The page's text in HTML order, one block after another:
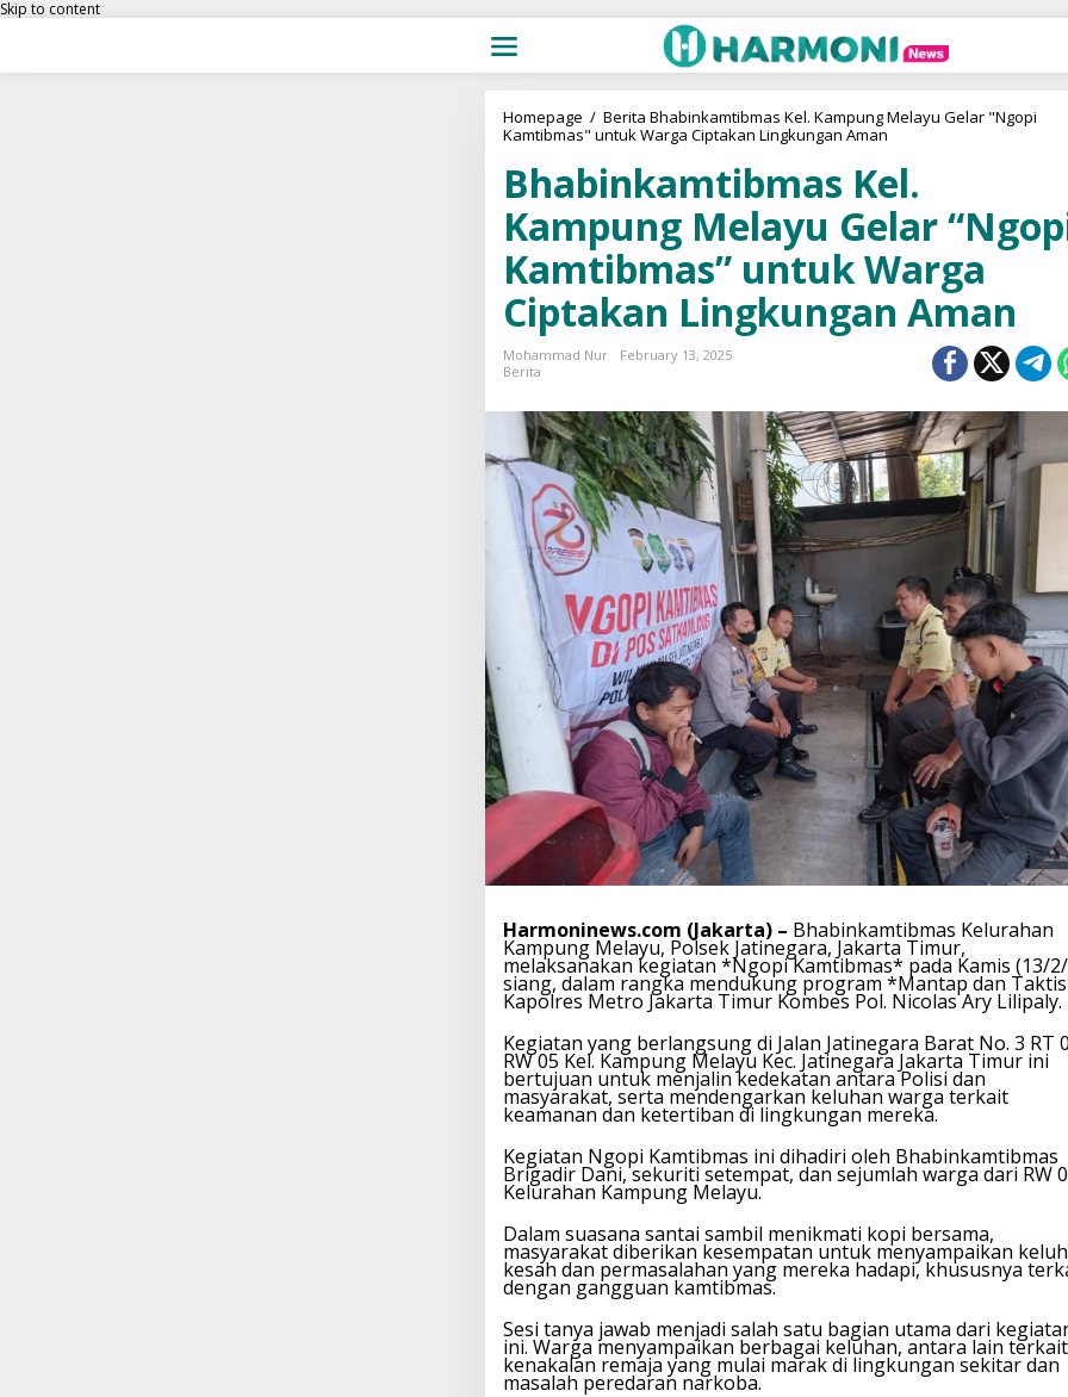
Skip to content
Homepage / Berita Bhabinkamtibmas Kel. Kampung Melayu Gelar "Ngopi
Kamtibmas" untuk Warga Ciptakan Lingkungan Aman
Bhabinkamtibmas Kel.
Kampung Melayu Gelar
Kamtibmas” untuk Warga
Ciptakan Lingkungan Aman
Mohammad Nur
February 13, 2025
Berita
Harmoninews.com (Jakarta) – Bhabinkamtibmas Kelurahan
Kampung Melayu, Polsek Jatinegara, Jakarta Timur,
melaksanakan kegiatan *Ngopi Kamtibmas* pada Kamis (13/
siang, dalam rangka mendukung program *Mantap dan
Kapolres Metro Jakarta Timur Kombes Pol. Nicolas Ary Lilipaly.
Kegiatan yang berlangsung di Jalan Jatinegara Barat No. 3 RT
RW 05 Kel. Kampung Melayu Kec. Jatinegara Jakarta Timur ini
bertujuan untuk menjalin kedekatan antara Polisi dan
masyarakat, serta mendengarkan keluhan warga terkait
keamanan dan ketertiban di lingkungan mereka.
Kegiatan Ngopi Kamtibmas ini dihadiri oleh Bhabinkamtibmas
Brigadir Dani, sekuriti setempat, dan sejumlah warga dari RW
Kelurahan Kampung Melayu.
Dalam suasana santai sambil menikmati kopi bersama,
masyarakat diberikan kesempatan untuk menyampaikan keluh
kesah dan permasalahan yang mereka hadapi, khususnya
dengan gangguan kamtibmas.
Sesi tanya jawab menjadi salah satu bagian utama dari
ini. Warga menyampaikan berbagai keluhan, antara lain terkait
kenakalan remaja yang mulai marak di lingkungan sekitar dan
masalah peredaran narkoba.